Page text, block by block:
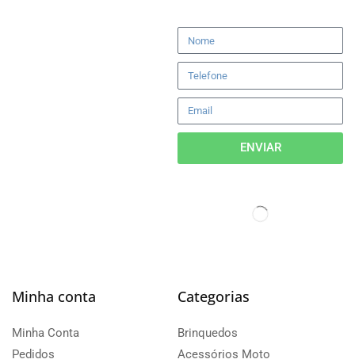
ENVIAR
Minha conta
Minha Conta
Pedidos
Categorias
Brinquedos
Acessórios Moto